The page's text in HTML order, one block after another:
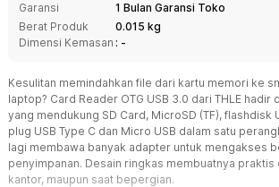
Garansi
1 Bulan Garansi Toko
Berat Produk
0.015 kg
Dimensi Kemasan : -
Kesulitan memindahkan file dari kartu memori ke
laptop? Card Reader OTG USB 3.0 dari THLE hadir
yang mendukung SD Card, MicroSD (TF), flashdisk
plug USB Type C dan Micro USB dalam satu
lagi membawa banyak adapter untuk mengakses
penyimpanan. Desain ringkas membuatnya praktis
kantor, maupun saat bepergian.